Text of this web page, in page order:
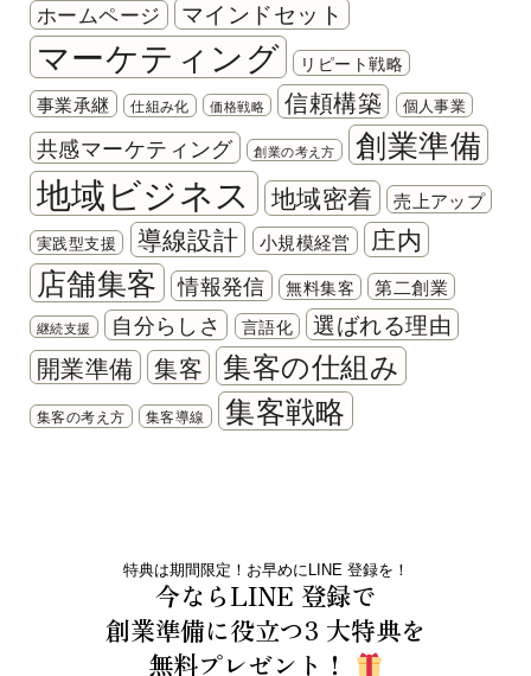
ホームページ マインドセット
マーケティング リピート戦略
事業承継 仕組み化 価格戦略 信頼構築 個人事業
共感マーケティング 創業の考え方 創業準備
地域ビジネス 地域密着 売上アップ
実践型支援 導線設計 小規模経営 庄内
店舗集客 情報発信 無料集客 第二創業
継続支援 自分らしさ 言語化 選ばれる理由
開業準備 集客 集客の仕組み
集客の考え方 集客導線 集客戦略
特典は期間限定！お早めにLINE 登録を！
今ならLINE 登録で
創業準備に役立つ3 大特典を
無料プレゼント！